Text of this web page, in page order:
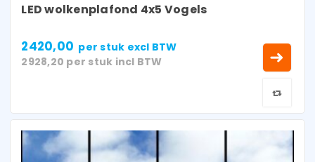
LED wolkenplafond 4x5 Vogels
2420,00 per stuk excl BTW
2928,20 per stuk incl BTW